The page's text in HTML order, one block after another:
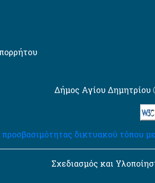
Δήμος Αγίου
δικτυακού τόπου
Σχεδιασμός και